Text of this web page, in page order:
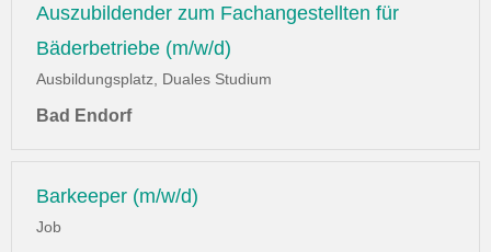
Auszubildender zum Fachangestellten für
Bäderbetriebe (m/w/d)
Ausbildungsplatz, Duales Studium
Bad Endorf
Barkeeper (m/w/d)
Job